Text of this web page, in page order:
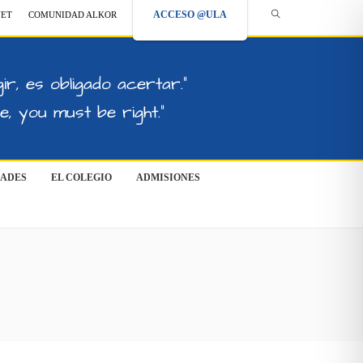
COMUNIDAD ALKOR ACCESO @ULA
es obligado acertar."
you must be right."
EL COLEGIO ADMISIONES